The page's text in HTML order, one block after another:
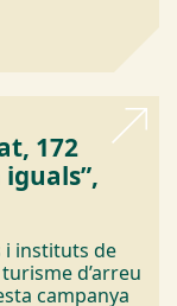
172
i instituts de
d’arreu
campanya